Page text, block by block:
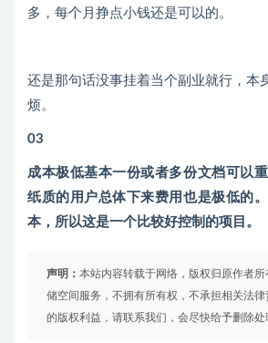
多，每个月挣点小钱还是可以的。
还是那句话没事挂着当个副业就行，本
烦。
03
成本极低基本一份或者多份文档可以
纸质的用户总体下来费用也是极低的
本，所以这是一个比较好控制的项目。
声明： 本站内容转载于网络，版权归原作者
储空间服务，不拥有所有权，不承担相关法
的版权利益，请联系我们，会尽快给予删除处